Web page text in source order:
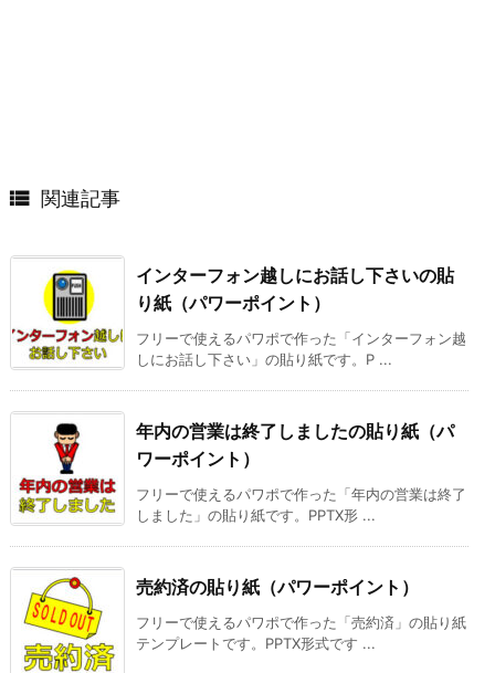
 関連記事
インターフォン越しにお話し下さいの貼
り紙（パワーポイント）
フリーで使えるパワポで作った「インターフォン越
しにお話し下さい」の貼り紙です。P ...
年内の営業は終了しましたの貼り紙（パ
ワーポイント）
フリーで使えるパワポで作った「年内の営業は終了
しました」の貼り紙です。PPTX形 ...
売約済の貼り紙（パワーポイント）
フリーで使えるパワポで作った「売約済」の貼り紙
テンプレートです。PPTX形式です ...